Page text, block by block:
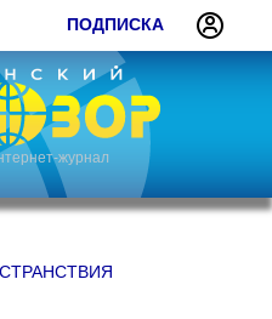
ПОДПИСКА
журнал
СТРАНСТВИЯ